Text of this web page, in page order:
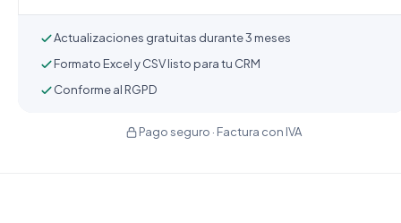
Actualizaciones gratuitas durante 3 meses
Formato Excel y CSV listo para tu CRM
Conforme al RGPD
Pago seguro · Factura con IVA